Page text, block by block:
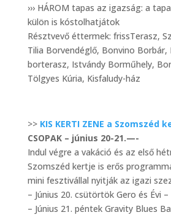
››› HÁROM tapas az igazság: a
külön is kóstolhatjátok
Résztvevő éttermek: frissTerasz,
Tilia Borvendéglő, Bonvino Borbár,
borterasz, Istvándy Borműhely,
Tölgyes Kúria, Kisfaludy-ház
>> KIS KERTI ZENE a Szomszéd
CSOPAK – június 20-21.—-
Indul végre a vakáció és az első
Szomszéd kertje is erős
mini fesztivállal nyitják az igazi
– Június 20. csütörtök Gero és Évi –
– Június 21. péntek Gravity Blues